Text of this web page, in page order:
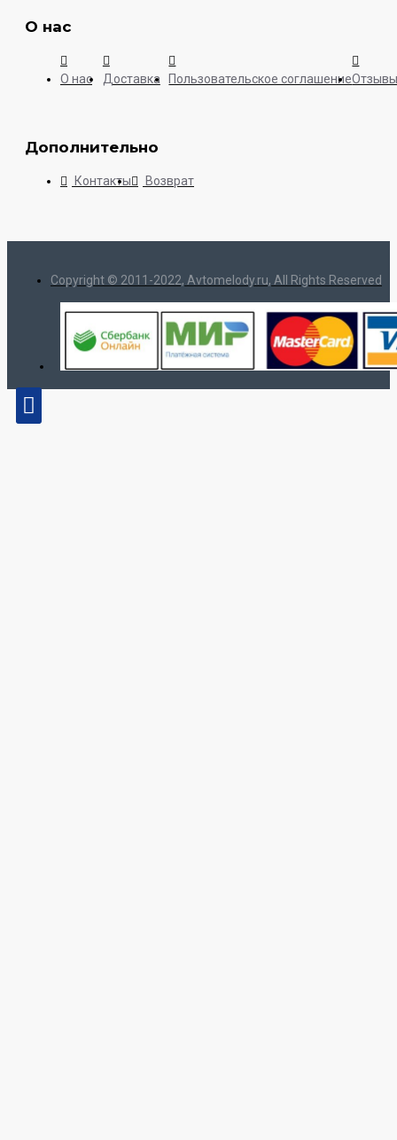
О нас
О нас Доставка Пользовательское соглашение
Дополнительно
Контакты Возврат
Copyright © 2011-2022, Avtomelody.ru, All Rights Reserved